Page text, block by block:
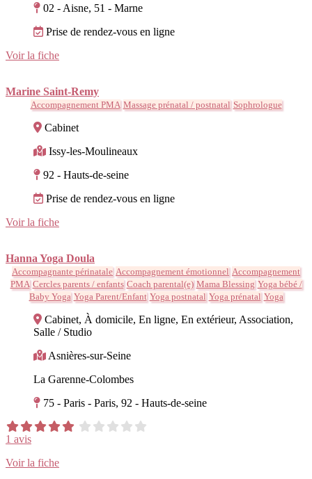
02 - Aisne, 51 - Marne
Prise de rendez-vous en ligne
Voir la fiche
Marine Saint-Remy
Accompagnement PMA Massage prénatal / postnatal Sophrologue
Cabinet
Issy-les-Moulineaux
92 - Hauts-de-seine
Prise de rendez-vous en ligne
Voir la fiche
Hanna Yoga Doula
Accompagnante périnatale Accompagnement émotionnel Accompagnement
PMA Cercles parents / enfants Coach parental(e) Mama Blessing Yoga bébé /
Baby Yoga Yoga Parent/Enfant Yoga postnatal Yoga prénatal Yoga
Cabinet, À domicile, En ligne, En extérieur, Association,
Salle / Studio
Asnières-sur-Seine
La Garenne-Colombes
75 - Paris - Paris, 92 - Hauts-de-seine
1 avis
Voir la fiche